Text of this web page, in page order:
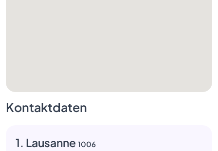
Kontaktdaten
1. Lausanne 1006